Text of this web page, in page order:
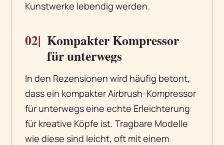
Kunstwerke lebendig werden.
02| Kompakter Kompressor
für unterwegs
In den Rezensionen wird häufig betont,
dass ein kompakter Airbrush-Kompressor
für unterwegs eine echte Erleichterung
für kreative Köpfe ist. Tragbare Modelle
wie diese sind leicht, oft mit einem